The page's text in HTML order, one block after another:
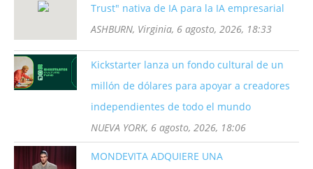
Trust" nativa de IA para la IA empresarial
ASHBURN, Virginia, 6 agosto, 2026, 18:33
Kickstarter lanza un fondo cultural de un
millón de dólares para apoyar a creadores
independientes de todo el mundo
NUEVA YORK, 6 agosto, 2026, 18:06
MONDEVITA ADQUIERE UNA